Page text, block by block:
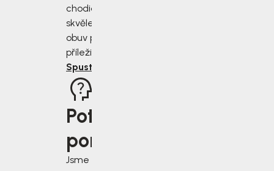
chodidla a vybrat
skvěle padnoucí
obuv pro každou
příležitost.
Spustit rádce
Potřebujete
poradit?
Jsme tu pro vás, když